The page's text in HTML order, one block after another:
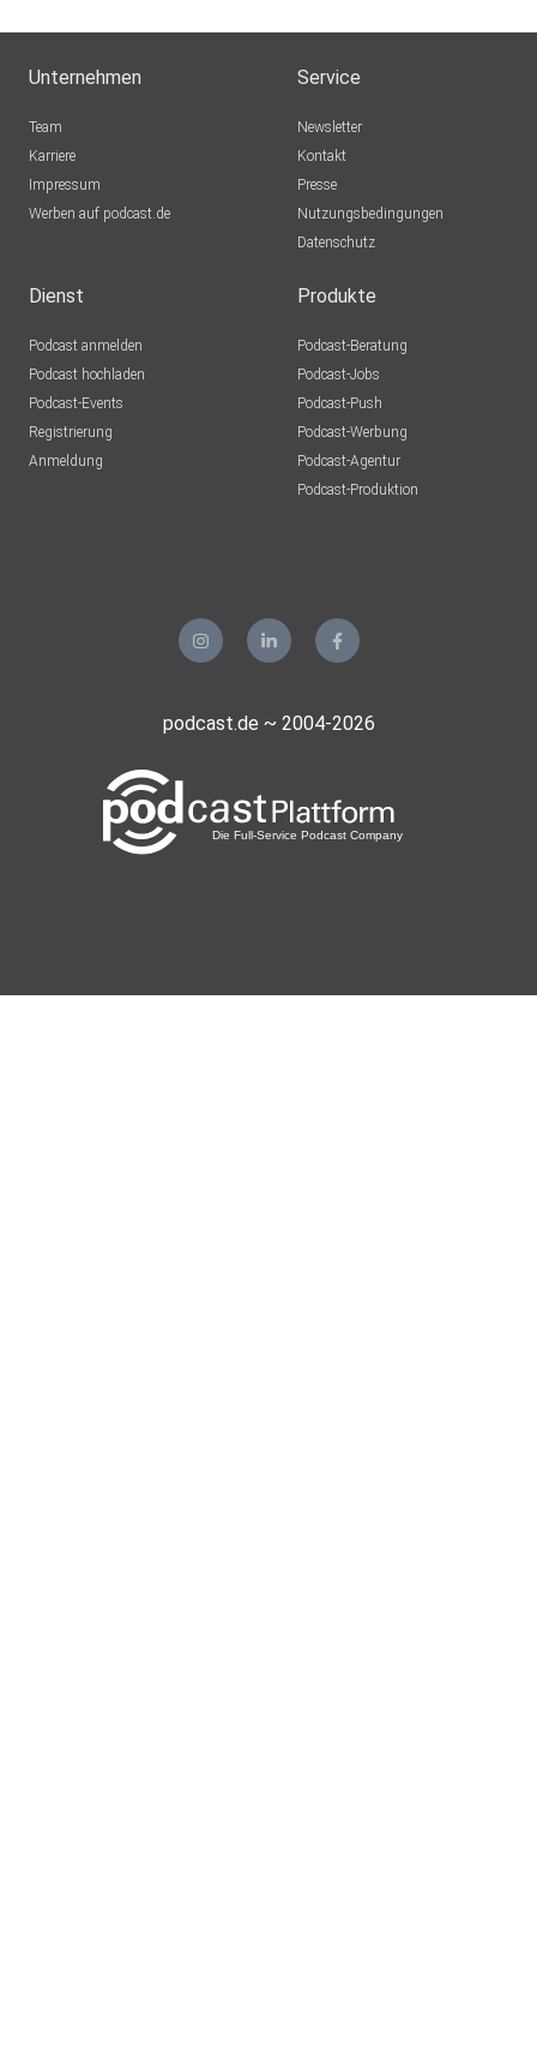
Unternehmen
Team
Karriere
Impressum
Werben auf podcast.de
Service
Newsletter
Kontakt
Presse
Nutzungsbedingungen
Datenschutz
Dienst
Podcast anmelden
Podcast hochladen
Podcast-Events
Registrierung
Anmeldung
Produkte
Podcast-Beratung
Podcast-Jobs
Podcast-Push
Podcast-Werbung
Podcast-Agentur
Podcast-Produktion
podcast.de ~ 2004-2026